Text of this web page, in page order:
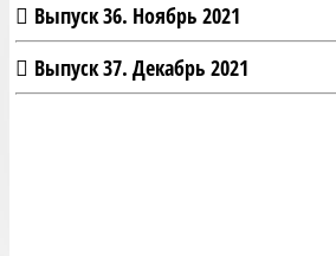
Выпуск 36. Ноябрь 2021
Выпуск 37. Декабрь 2021